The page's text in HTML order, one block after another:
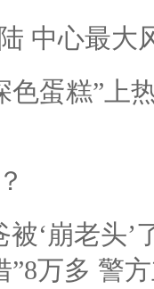
中心最大
色蛋糕”上
‘崩老头’
”8万多 警